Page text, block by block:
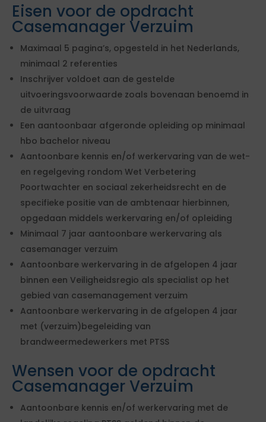
Eisen voor de opdracht
Casemanager Verzuim
Maximaal 5 pagina’s, opgesteld in het Nederlands,
minimaal 2 referenties
Inschrijver voldoet aan de gestelde
uitvoeringsvoorwaarde zoals bovenaan benoemd in
de uitvraag
Een aantoonbaar afgeronde opleiding op minimaal
hbo bachelor niveau
Aantoonbare kennis en/of werkervaring van de wet-
en regelgeving rondom Wet Verbetering
Poortwachter en sociaal zekerheidsrecht en de
specifieke positie van de ambtenaar hierbinnen,
opgedaan middels werkervaring en/of opleiding
Minimaal 7 jaar aantoonbare werkervaring als
casemanager verzuim
Aantoonbare werkervaring in de afgelopen 4 jaar
binnen een Veiligheidsregio als specialist op het
gebied van casemanagement verzuim
Aantoonbare werkervaring in de afgelopen 4 jaar
met (verzuim)begeleiding van
brandweermedewerkers met PTSS
Wensen voor de opdracht
Casemanager Verzuim
Aantoonbare kennis en/of werkervaring met de